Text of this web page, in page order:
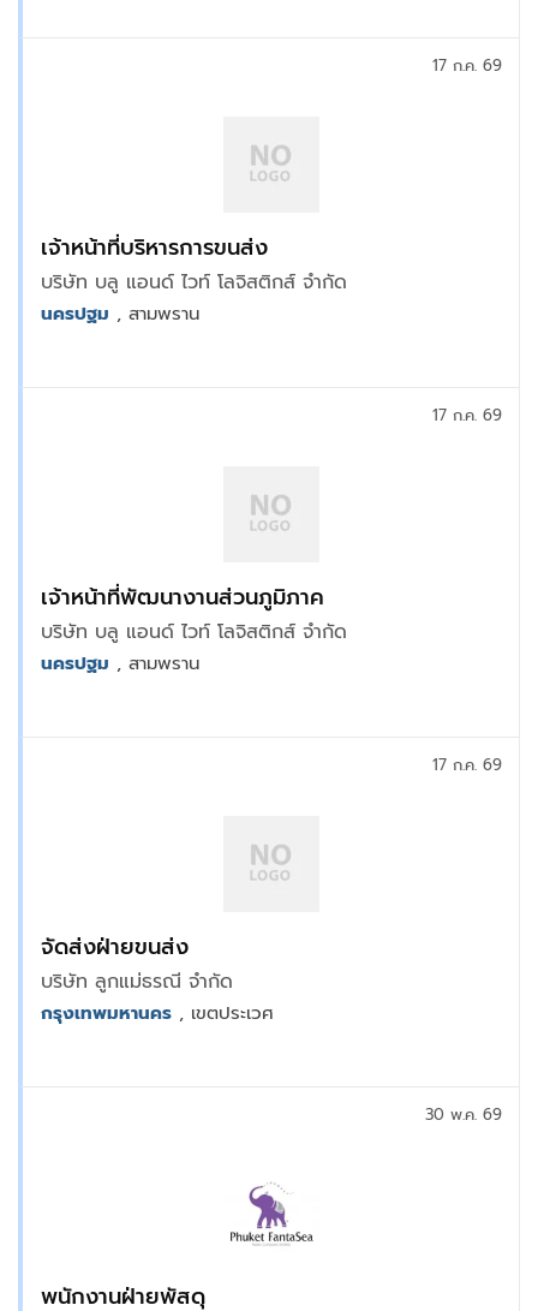
เจ้าหน้าที่บริหารการขนส่ง
บริษัท บลู แอนด์ ไวท์ โลจิสติกส์ จำกัด
17 ก.ค. 69
นครปฐม , สามพราน
เจ้าหน้าที่พัฒนางานส่วนภูมิภาค
บริษัท บลู แอนด์ ไวท์ โลจิสติกส์ จำกัด
17 ก.ค. 69
นครปฐม , สามพราน
จัดส่งฝ่ายขนส่ง
บริษัท ลูกแม่ธรณี จำกัด
17 ก.ค. 69
กรุงเทพมหานคร , เขตประเวศ
พนักงานฝ่ายพัสดุ
30 พ.ค. 69